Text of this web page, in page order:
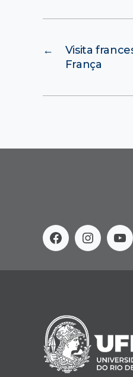
←
Visita
França
Facebook